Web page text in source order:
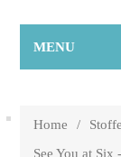
MENU
Home /
See You at